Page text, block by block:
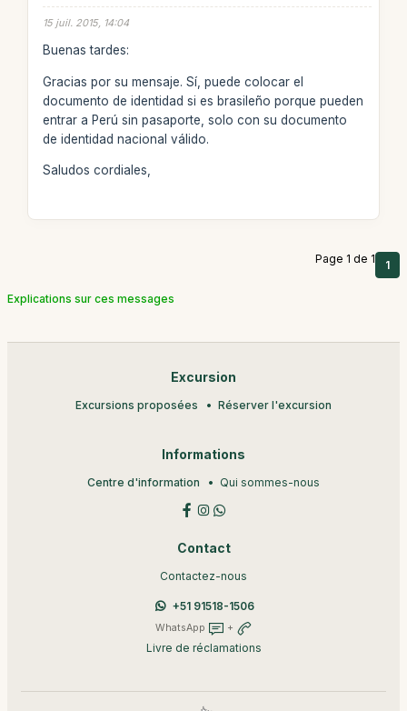
15 juil. 2015, 14:04
Buenas tardes:
Gracias por su mensaje. Sí, puede colocar el
documento de identidad si es brasileño porque pueden
entrar a Perú sin pasaporte, solo con su documento
de identidad nacional válido.
Saludos cordiales,
Page 1 de 1 1
Explications sur ces messages
Excursion
Excursions proposées Réserver l'excursion
Informations
Centre d'information Qui sommes-nous
Contact
Contactez-nous
+51 91518-1506
WhatsApp +
Livre de réclamations